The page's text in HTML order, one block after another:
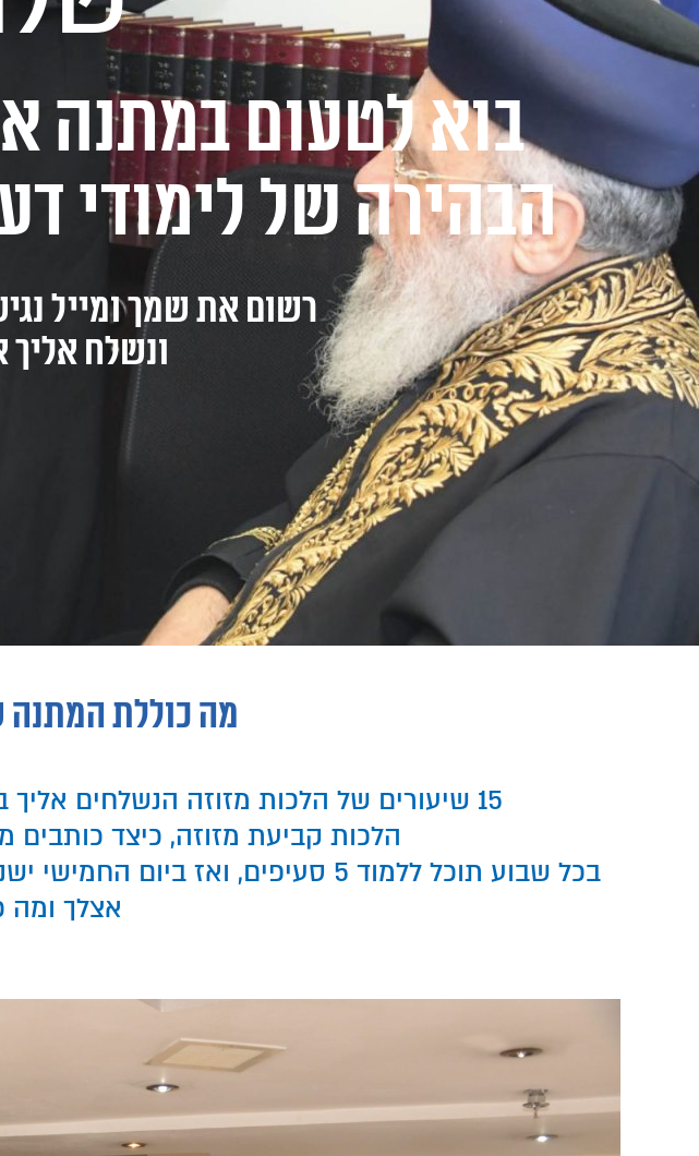
בוא לטעום במתנה
הבהירה של לימודי
רשום את שמך ומייל
ונשלח אליך
מה כוללת
15 שיעורים של הלכות מזוזה הנשלחים אליך בימים א-ה במשך 3 שבועות. בין הנושאים הנלמדים:
הלכות קביעת מזוזה, כיצד כותבים
בכל שבוע תוכל ללמוד 5 סעיפים,
אצלך ומה